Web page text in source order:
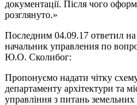
документації. Після чого
розглянуто.»
Последним 04.09.17 ответил
начальник управления по
Ю.О. Сколибог:
Пропонуємо надати чітку
департаменту архітектури та
управління з питань земельних